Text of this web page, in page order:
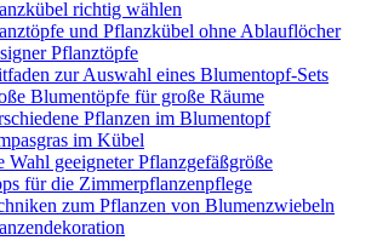
richtig wählen
und Pflanzkübel ohne Ablauflöcher
Pflanztöpfe
zur Auswahl eines Blumentopf-Sets
Blumentöpfe für große Räume
Pflanzen im Blumentopf
im Kübel
Wahl geeigneter Pflanzgefäßgröße
für die Zimmerpflanzenpflege
zum Pflanzen von Blumenzwiebeln